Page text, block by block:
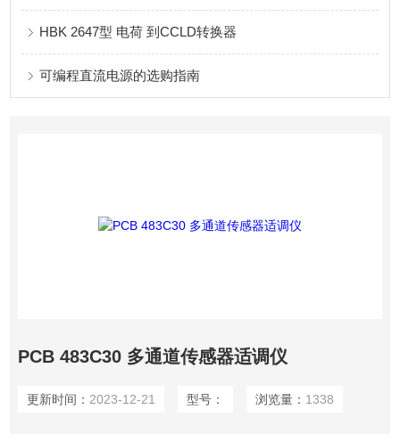
HBK 2647型 电荷 到CCLD转换器
可编程直流电源的选购指南
PCB 483C30 多通道传感器适调仪
更新时间： 2023-12-21 型号： 浏览量： 1338